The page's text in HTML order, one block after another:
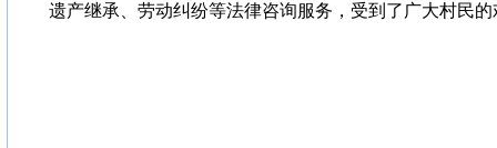
遗产继承、劳动纠纷等法律咨询服务，受到了广大村民